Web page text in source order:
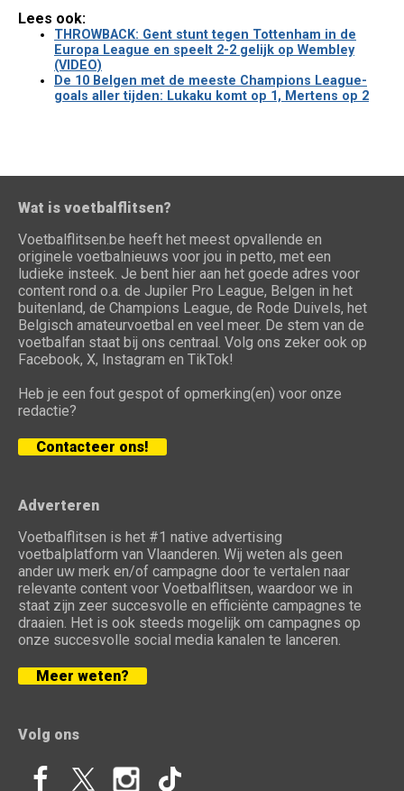
Lees ook:
THROWBACK: Gent stunt tegen Tottenham in de
Europa League en speelt 2-2 gelijk op Wembley
(VIDEO)
De 10 Belgen met de meeste Champions League-
goals aller tijden: Lukaku komt op 1, Mertens op 2
Wat is voetbalflitsen?
Voetbalflitsen.be heeft het meest opvallende en
originele voetbalnieuws voor jou in petto, met een
ludieke insteek. Je bent hier aan het goede adres voor
content rond o.a. de Jupiler Pro League, Belgen in het
buitenland, de Champions League, de Rode Duivels, het
Belgisch amateurvoetbal en veel meer. De stem van de
voetbalfan staat bij ons centraal. Volg ons zeker ook op
Facebook, X, Instagram en TikTok!
Heb je een fout gespot of opmerking(en) voor onze
redactie?
Contacteer ons!
Adverteren
Voetbalflitsen is het #1 native advertising
voetbalplatform van Vlaanderen. Wij weten als geen
ander uw merk en/of campagne door te vertalen naar
relevante content voor Voetbalflitsen, waardoor we in
staat zijn zeer succesvolle en efficiënte campagnes te
draaien. Het is ook steeds mogelijk om campagnes op
onze succesvolle social media kanalen te lanceren.
Meer weten?
Volg ons